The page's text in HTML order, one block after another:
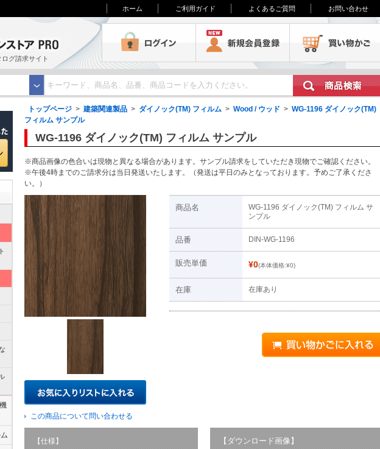
ホーム ご利用ガイド よくあるご質問 お問い合わせ
グ請求サイト
トップページ > 建築関連製品 > ダイノック(TM) フィルム > Wood / ウッド > WG-1196 ダイノック(TM)
フィルム サンプル
WG-1196 ダイノック(TM) フィルム サンプル
※商品画像の色合いは現物と異なる場合があります。サンプル請求をしていただき現物でご確認ください。
※午後4時までのご請求分は当日発送いたします。（発送は平日のみとなっております。予めご了承くださ
い。）
この商品について問い合わせる
商品名
WG-1196 ダイノック(TM) フィルム サ
ンプル
品番 DIN-WG-1196
販売単価 ¥0(本体価格:¥0)
在庫 在庫あり
【仕様】 【ダウンロード画像】